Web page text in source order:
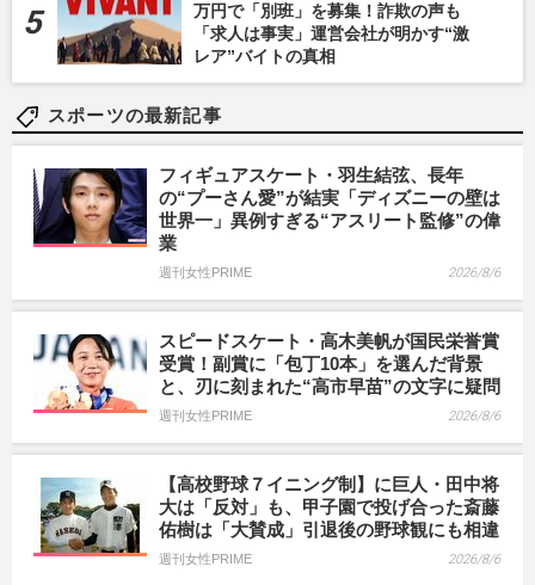
万円で「別班」を募集！詐欺の声も
「求人は事実」運営会社が明かす“激
レア”バイトの真相
スポーツの最新記事
フィギュアスケート・羽生結弦、長年
の“プーさん愛”が結実「ディズニーの壁は
世界一」異例すぎる“アスリート監修”の偉
業
週刊女性PRIME 2026/8/6
スピードスケート・高木美帆が国民栄誉賞
受賞！副賞に「包丁10本」を選んだ背景
と、刃に刻まれた“高市早苗”の文字に疑問
週刊女性PRIME 2026/8/6
【高校野球７イニング制】に巨人・田中将
大は「反対」も、甲子園で投げ合った斎藤
佑樹は「大賛成」引退後の野球観にも相違
週刊女性PRIME 2026/8/6